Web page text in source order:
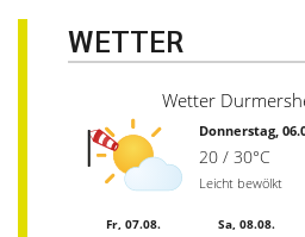
WETTER
Wetter
Donnerstag,
20 / 30°C
Leicht bewölkt
Fr, 07.08. Sa, 08.08.